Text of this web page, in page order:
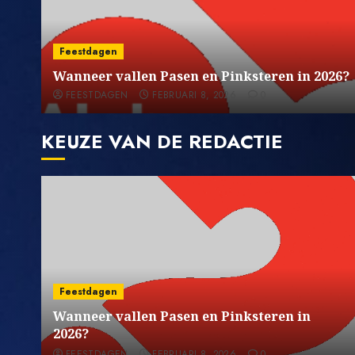
Feestdagen
Wanneer vallen Pasen en Pinksteren in 2026?
FEESTDAGEN FEBRUARI 8, 2026
KEUZE VAN DE REDACTIE
Feestdagen
Wanneer vallen Pasen en Pinksteren in
2026?